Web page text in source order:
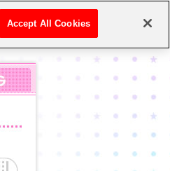
Accept All Cookies